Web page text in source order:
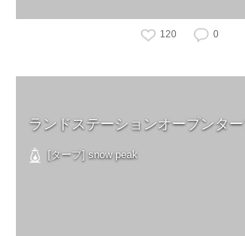
120 0
ランドステーションオープンタ
[タープ] snow peak